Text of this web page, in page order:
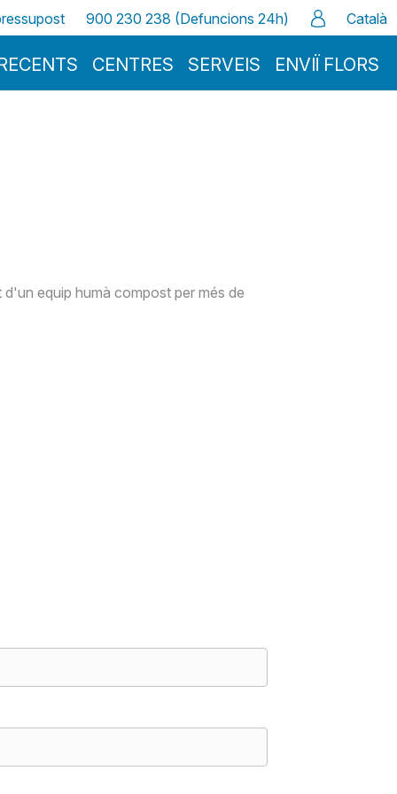
CENTRES SERVEIS ENVIÏ FLORS
900 230 238 (Defuncions 24h) Català
equip humà compost per més de